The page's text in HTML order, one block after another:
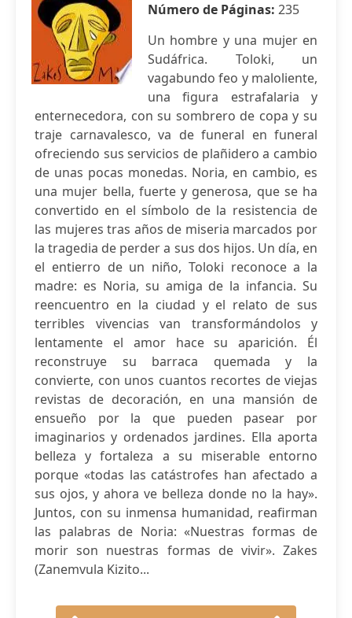
Número de Páginas: 235
Un hombre y una mujer en
Sudáfrica. Toloki, un
vagabundo feo y maloliente,
una figura estrafalaria y
enternecedora, con su sombrero de copa y su
traje carnavalesco, va de funeral en funeral
ofreciendo sus servicios de plañidero a cambio
de unas pocas monedas. Noria, en cambio, es
una mujer bella, fuerte y generosa, que se ha
convertido en el símbolo de la resistencia de
las mujeres tras años de miseria marcados por
la tragedia de perder a sus dos hijos. Un día, en
el entierro de un niño, Toloki reconoce a la
madre: es Noria, su amiga de la infancia. Su
reencuentro en la ciudad y el relato de sus
terribles vivencias van transformándolos y
lentamente el amor hace su aparición. Él
reconstruye su barraca quemada y la
convierte, con unos cuantos recortes de viejas
revistas de decoración, en una mansión de
ensueño por la que pueden pasear por
imaginarios y ordenados jardines. Ella aporta
belleza y fortaleza a su miserable entorno
porque «todas las catástrofes han afectado a
sus ojos, y ahora ve belleza donde no la hay».
Juntos, con su inmensa humanidad, reafirman
las palabras de Noria: «Nuestras formas de
morir son nuestras formas de vivir». Zakes
(Zanemvula Kizito...